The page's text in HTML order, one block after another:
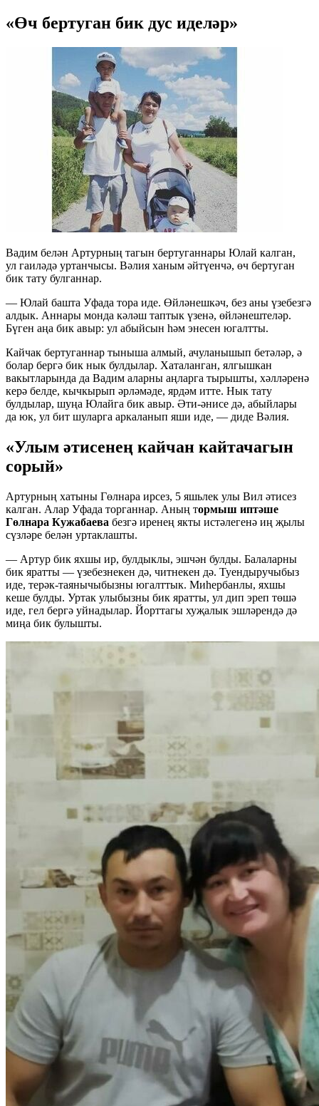
«Өч бертуган бик дус иделәр»
Вадим белән Артурның тагын бертуганнары Юлай калган,
ул гаиләдә уртанчысы. Вәлия ханым әйтүенчә, өч бертуган
бик тату булганнар.
— Юлай башта Уфада тора иде. Өйләнешкәч, без аны үзебезгә
алдык. Аннары монда кәләш таптык үзенә, өйләнештеләр.
Бүген аңа бик авыр: ул абыйсын һәм энесен югалтты.
Кайчак бертуганнар тыныша алмый, ачуланышып бетәләр, ә
болар бергә бик нык булдылар. Хаталанган, ялгышкан
вакытларында да Вадим аларны аңларга тырышты, хәлләренә
керә белде, кычкырып әрләмәде, ярдәм итте. Нык тату
булдылар, шуңа Юлайга бик авыр. Әти-әнисе дә, абыйлары
да юк, ул бит шуларга аркаланып яши иде, — диде Вәлия.
«Улым әтисенең кайчан кайтачагын
сорый»
Артурның хатыны Гөлнара ирсез, 5 яшьлек улы Вил әтисез
калган. Алар Уфада торганнар. Аның тормыш иптәше
Гөлнара Кужабаева безгә иренең якты истәлегенә иң җылы
сүзләре белән уртаклашты.
— Артур бик яхшы ир, булдыклы, эшчән булды. Балаларны
бик яратты — үзебезнекен дә, читнекен дә. Туендыручыбыз
иде, терәк-таянычыбызны югалттык. Миһербанлы, яхшы
кеше булды. Уртак улыбызны бик яратты, ул дип эреп төшә
иде, гел бергә уйнадылар. Йорттагы хуҗалык эшләрендә дә
миңа бик булышты.